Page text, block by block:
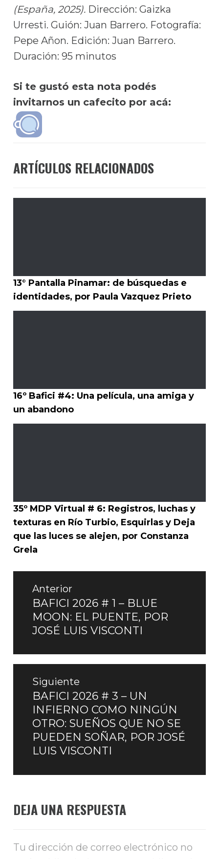
(España, 2025).Dirección: Gaizka
Urresti. Guión: Juan Barrero. Fotografía:
Pepe Añon. Edición: Juan Barrero.
Duración: 95 minutos
Si te gustó esta nota podés
invitarnos un cafecito por acá:
ARTÍCULOS RELACIONADOS
13° Pantalla Pinamar: de búsquedas e
identidades, por Paula Vazquez Prieto
16º Bafici #4: Una película, una amiga y
un abandono
35º MDP Virtual # 6: Registros, luchas y
texturas en Río Turbio, Esquirlas y Deja
que las luces se alejen, por Constanza
Grela
Navegación
entradas
Anterior
Entrada
anterior:
BAFICI 2026 # 1 – BLUE
MOON: EL PUENTE, POR
JOSÉ LUIS VISCONTI
Siguiente
Entrada
siguiente:
BAFICI 2026 # 3 – UN
INFIERNO COMO NINGÚN
OTRO: SUEÑOS QUE NO SE
PUEDEN SOÑAR, POR JOSÉ
LUIS VISCONTI
DEJA UNA RESPUESTA
Tu dirección de correo electrónico no